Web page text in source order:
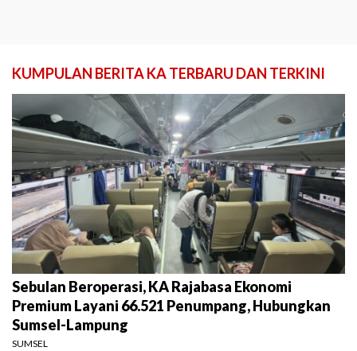
KUMPULAN BERITA KA TERBARU DAN TERKINI
Sebulan Beroperasi, KA Rajabasa Ekonomi
Premium Layani 66.521 Penumpang, Hubungkan
Sumsel-Lampung
SUMSEL